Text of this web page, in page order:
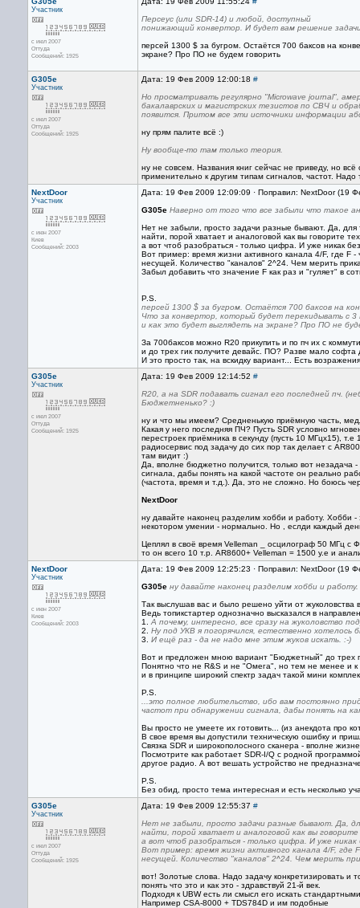
Участник
с июл 2007
Оттуда
Сообщений: 1925
Персеус (или SDR-14) и любой, доступный
понижающий конвертор. И будет вам решение
персей 1300 $ за бугром. Остаётся 700 баксов на
экране? Про ПО не будем говорить
G305e
Участник
с июл 2007
Оттуда
Сообщений: 1925
Дата: 19 Фев 2009 12:00:18 #
Но просматривать регулярно "Microwave journal",
бакалаврских и магистрских тезистов по СВЧ и
появится. Притом все эти источники информации
ну прям палите всё :)
Ну вообще-то там только теория.
ну не совсем. Названия книг сейчас не приведу, но
применительно к другим типам сигналов, частот.
NextDoor
Участник
с июн 2007
Киев
Сообщений: 2003
Дата: 19 Фев 2009 12:09:09 · Поправил: NextDoor (19
G305e Наверно от того что все забыли что такое
Нет не забыли, просто задачи разные бывают. Да, для
найти, порой хватает и аналоговой как вы говорите
а вот чтоб разобраться - только цифра. И уже никак
Вот пример: время жизни активного канала 4/F, где F -
несущей. Количество "каналов" 2^24. Чем мерить
Забыл добавить что значение F как раз и "гуляет" в
P.S.
персей 1300 $ за бугром. Остаётся 700 баксов на
Что за конвертор, который будет перекидывать с 3
и как это будет выглядеть на экране? Про ПО не
За 700баксов можно R20 прикупить и по пч их с
и до трех гик получите девайс. ПО? Разве мало софта
И это просто так, на вскидку вариант... Есть
G305e
Участник
с июл 2007
Оттуда
Сообщений: 1925
Дата: 19 Фев 2009 12:14:52 #
R20, а на SDR подавать сигнал его последней пч.
Бюджетненько? :)
ну и что мы имеем? Средненькую приёмную часть,
Какая у него последняя ПЧ? Пусть SDR условно
перестроек приёмника в секунду (пусть 10 МГцх15),
радиосервис под задачу до сих пор так делает с
там видит :)
Да, вполне бюджетно получится, только вот незадача
сигнала, дабы понять на какой частоте он реально
(частота, время и т.д.). Да, это не сложно. Но боюсь
NextDoor
ну давайте наконец разделим хобби и работу. Хобби
некотором умении - нормально. Но , еслди каждый
Цеплял в своё время Velleman _ осцилограф 50 МГц с
то он всего 10 т.р. AR8600+ Velleman = 1500 у.е и
NextDoor
Участник
с июн 2007
Киев
Сообщений: 2003
Дата: 19 Фев 2009 12:25:23 · Поправил: NextDoor (19
G305e ну давайте наконец разделим хобби и работу.
Так выслушав вас и было решено уйти от жуколовства
Ведь топикстартер однозначно высказался в
1. А почему, интересно, все сразу на жуколовство
2. Ну под УКВ я погорячился, естественно хотелось
3. И ещё раз - да не надо мне этим жуков искать. :-)
Вот и предложен мною вариант "Бюджетный" до трех
Понятно что не R&S и не "Омега", но тем не менее и к
и в принципе широкий спектр задач такой мини
P.S.
...это полное любительство, ибо вам постоянно
частот при обнаружении сигнала, дабы понять на
Вы просто не умеете их готовить... (из анекдота про
В свое время вы допустили техническую ошибку и
Связка SDR и широкополосного сканера - вполне
Посмотрите как работает SDR-I/Q с родной
другое радио. А вот вешать устройство не
P.S.
Без обид, просто тема интересная и есть несколько
G305e
Участник
с июл 2007
Оттуда
Сообщений: 1925
Дата: 19 Фев 2009 12:55:37 #
Нет не забыли, просто задачи разные бывают. Да,
найти, порой хватает и аналоговой как вы
а вот чтоб разобраться - только цифра. И уже никак
Вот пример: время жизни активного канала 4/F, где
несущей. Количество "каналов" 2^24. Чем мерить
вот! Золотые слова. Надо задачу конкретизировать и
понять что это и как это - здравствуй 21-й век.
Подходя к UBW есть ли смысл его искать
Например CSA-8000 + TDS784D и им подобные